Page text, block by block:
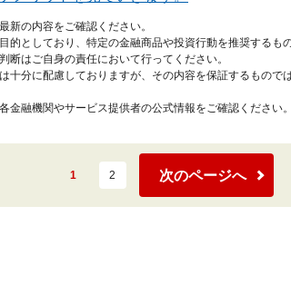
の内容をご確認ください。
的としており、特定の金融商品や投資行動を推奨するも
断はご自身の責任において行ってください。
十分に配慮しておりますが、その内容を保証するもので
金融機関やサービス提供者の公式情報をご確認ください。
1 2 次のページへ